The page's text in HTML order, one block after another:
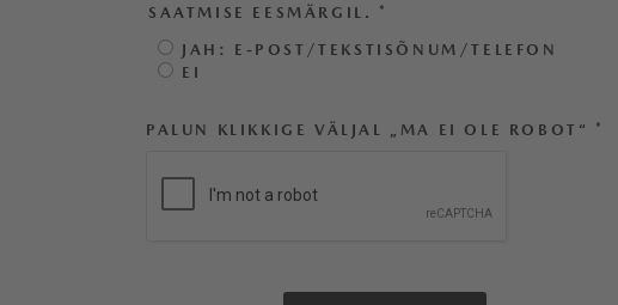
SAATMISE EESMÄRGIL. *
JAH: E-POST/TEKSTISÕNUM/TELEFON
EI
PALUN KLIKKIGE VÄLJAL „MA EI OLE ROBOT“ *